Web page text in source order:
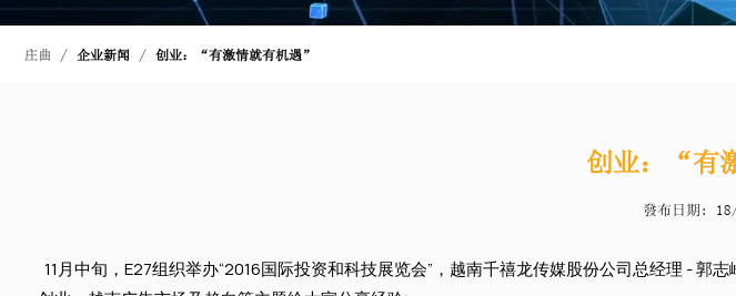
庄曲 企业新闻 创业：“有激情就有机遇”
创业：“有
發布日期:
11月中旬，E27组织举办“2016国际投资和科技展览会”，越南千禧龙传媒股份公司总经理 -